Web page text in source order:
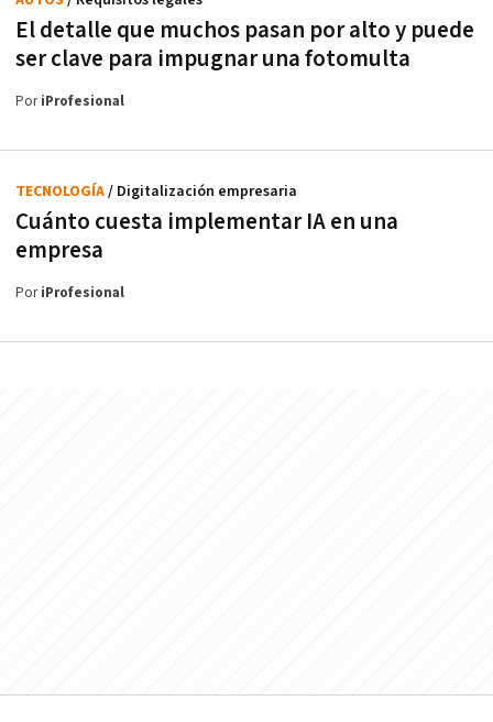
El detalle que muchos pasan por alto y puede
ser clave para impugnar una fotomulta
PoriProfesional
Cuánto cuesta implementar IA en una
empresa
TECNOLOGÍA/ Digitalización empresaria
PoriProfesional